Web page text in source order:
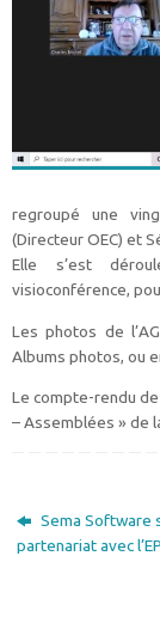
regroupé une
(Directeur OEC) et
Elle s’est
visioconférence,
Les photos de
Albums photos, ou
Le compte-rendu
– Assemblées » de
Sema Software
partenariat avec